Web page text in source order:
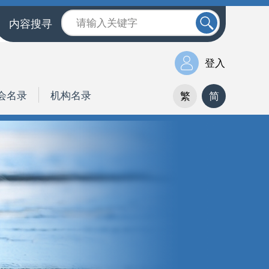
内容搜寻
登入
名录 机构名录 繁 简